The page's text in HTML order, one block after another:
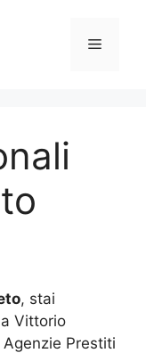
Menu
, stai
Vittorio
Prestiti